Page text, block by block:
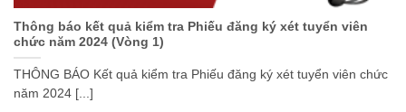
Thông báo kết quả kiểm tra Phiếu đăng ký xét tuyển viên
chức năm 2024 (Vòng 1)
THÔNG BÁO Kết quả kiểm tra Phiếu đăng ký xét tuyển viên chức
năm 2024 [...]